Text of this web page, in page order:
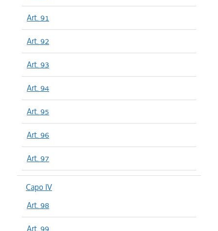
Art. 91
Art. 92
Art. 93
Art. 94
Art. 95
Art. 96
Art. 97
Capo IV
Art. 98
Art. 99